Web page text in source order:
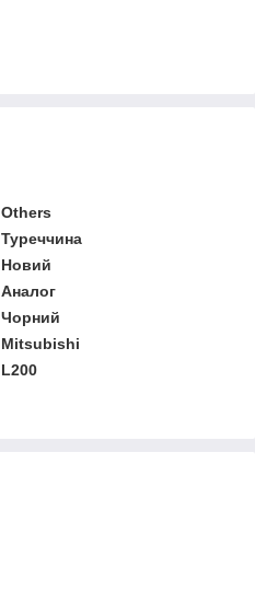
Others
Туреччина
Новий
Аналог
Чорний
Mitsubishi
L200